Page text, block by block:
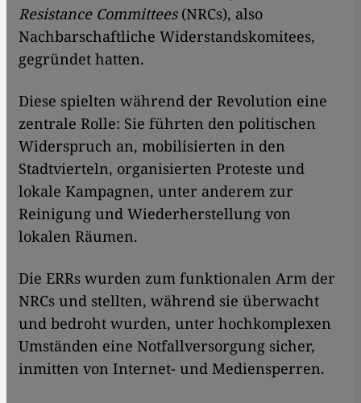
Resistance Committees(NRCs), also
Nachbarschaftliche Widerstandskomitees,
gegründet hatten.
Diese spielten während der Revolution eine
zentrale Rolle: Sie führten den politischen
Widerspruch an, mobilisierten in den
Stadtvierteln, organisierten Proteste und
lokale Kampagnen, unter anderem zur
Reinigung und Wiederherstellung von
lokalen Räumen.
Die ERRs wurden zum funktionalen Arm der
NRCs und stellten, während sie überwacht
und bedroht wurden, unter hochkomplexen
Umständen eine Notfallversorgung sicher,
inmitten von Internet- und Mediensperren.